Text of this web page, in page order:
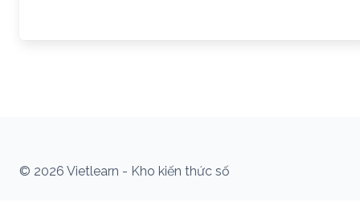
© 2026 Vietlearn - Kho kiến thức số